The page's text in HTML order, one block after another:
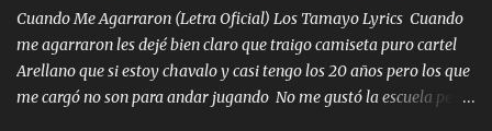
Cuando Me Agarraron (Letra Oficial) Los Tamayo Lyrics Cuando
me agarraron les dejé bien claro que traigo camiseta puro cartel
Arellano que si estoy chavalo y casi tengo los 20 años pero los que
me cargó no son para andar jugando No me gustó la escuela pero